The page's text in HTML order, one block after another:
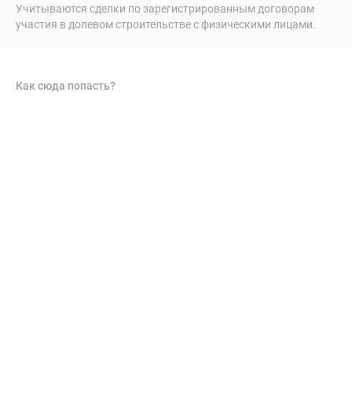
Учитываются сделки по зарегистрированным договорам
участия в долевом строительстве с физическими лицами.
Как сюда попасть?